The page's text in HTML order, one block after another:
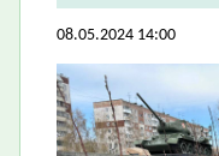
08.05.2024 14:00